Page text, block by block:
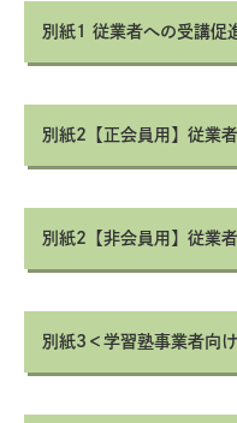
別紙1 従業者への受講促
別紙2【正会員用】従業
別紙2【非会員用】従業
別紙3＜学習塾事業者向